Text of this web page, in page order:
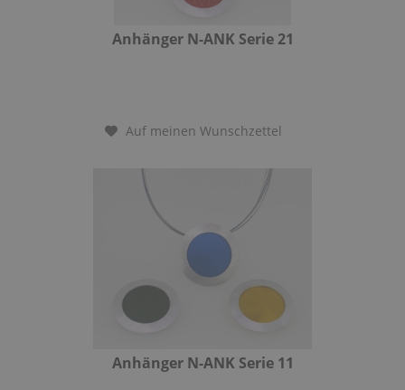
Anhänger N-ANK Serie 21
Auf meinen Wunschzettel
Anhänger N-ANK Serie 11